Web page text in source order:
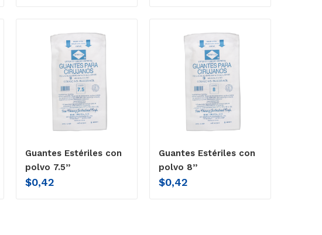
Guantes Estériles con
polvo 7.5’’
$0,42
Guantes Estériles con
polvo 8’’
$0,42